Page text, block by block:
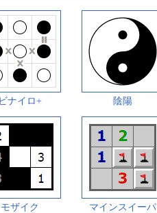
ビナイロ+ 陰陽
モザイク マインスイーパ